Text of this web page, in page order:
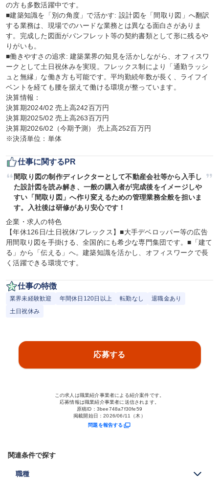
の方も多数活躍中です。
■建築知識を「別の角度」で活かす: 設計図を「間取り図」へ翻訳
する業務は、現場でのハードな業務とは異なる面白さがありま
す。完成した図面がパンフレット等の契約書類として形に残るや
りがいも。
■働きやすさの追求: 建築業界の知見を活かしながら、オフィスワ
ークとして土日祝休みを実現。フレックス制により「通勤ラッシ
ュと無縁」な働き方も可能です。平均勤続年数が長く、ライフイ
ベントを経ても腰を据えて働ける環境が整っています。
決算情報：
決算期2024/02 売上高242百万円
決算期2025/02 売上高263百万円
決算期2026/02（今期予測） 売上高252百万円
※決済単位：単体
仕事に関するPR
間取り図の制作ディレクターとして不動産会社等から入手し
た設計図を読み解き、一般の購入者が完成後をイメージしや
すい「間取り図」へ作り変えるための管理業務全般を担いま
す。入社後は研修があり安心です！
企業・求人の特色
【年休126日/土日祝休/フレックス】■大手デベロッパー等の広告
用間取り図を手掛ける、全国的にも希少な専門集団です。■「建て
る」から「伝える」へ。建築知識を活かし、オフィスワークで長
く活躍できる環境です。
仕事の特徴
業界未経験歓迎 年間休日120日以上 転勤なし
退職金あり
土日祝休み
応募する
この求人は職業紹介事業者による紹介案件です。
応募情報は職業紹介事業者に送信されます。
原稿ID： 3bee748a7f30fe59
掲載開始日：2026/06/11（木）
問題を報告する
関連条件で探す
職種